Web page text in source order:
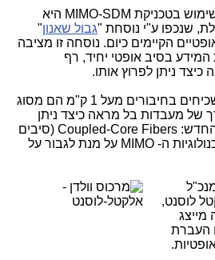
בטכניקת MIMO-SDM היא
שנכפו ע"י נוסחת "גבול שאנון"
הקיימים כיום. נוסחה זו מציבה
בסיב אופטי יחיד, רף
ניתן לפרוץ אותו.
מעל 1 ק"מ הם מסוג
של מעבדות בל מראה כיצד ניתן
Coupled-Core Fibers (סיבים
ה- MIMO על מנת לגבור על
לוסנט,
מייצג
העברת